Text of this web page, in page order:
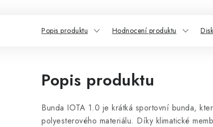
Popis produktu Hodnocení produktu
Popis produktu
Bunda IOTA 1.0 je krátká sportovní bunda,
polyesterového materiálu. Díky klimatické